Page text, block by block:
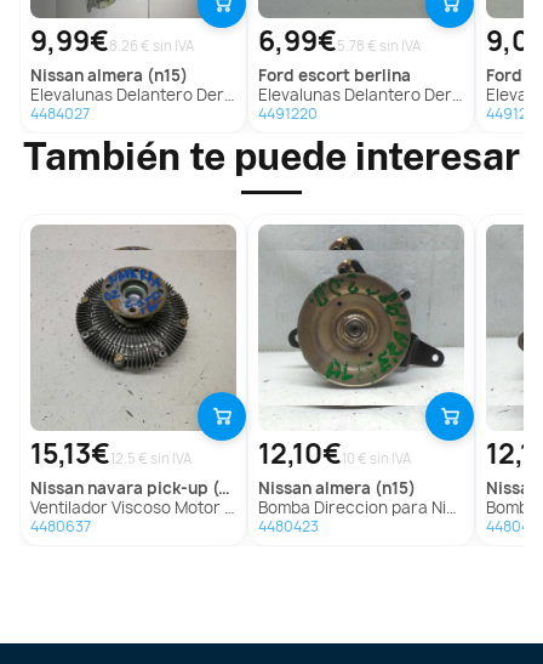
9,99€8.26 € sin IVA
nissanalmera (n15)
Elevalunas Delantero Derecho para Nissan Almera (N15)
4484027
6,99€5.78 € sin IVA
ford escort berlina
Elevalunas Delantero Derecho para Ford Escort Berlina
4491220
ford
Elevalunas
4491217
También te puede interesar
15,13€12.5 € sin IVA
nissan navara pick-up (d40m)
Ventilador Viscoso Motor para Nissan Navara Pick-Up (D40M)
4480637
12,10€10 € sin IVA
nissanalmera (n15)
Bomba Direccion para Nissan Almera (N15)
4480423
nissan
Bomba